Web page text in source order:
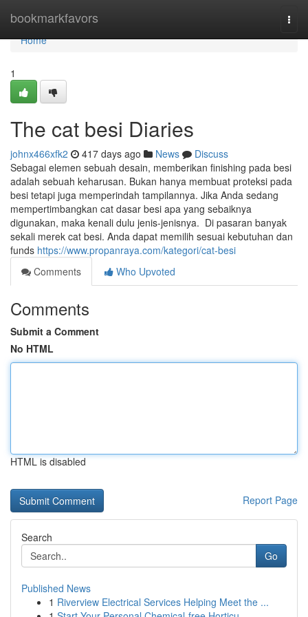
bookmarkfavors
Home
Home
1
The cat besi Diaries
johnx466xfk2 417 days ago News
Discuss
Sebagai elemen sebuah desain, memberikan finishing pada besi
adalah sebuah keharusan. Bukan hanya membuat proteksi pada
besi tetapi juga memperindah tampilannya. Jika Anda sedang
mempertimbangkan cat dasar besi apa yang sebaiknya
digunakan, maka kenali dulu jenis-jenisnya. Di pasaran banyak
sekali merek cat besi. Anda dapat memilih sesuai kebutuhan dan
funds https://www.propanraya.com/kategori/cat-besi
Comments
Who Upvoted
Comments
Submit a Comment
No HTML
HTML is disabled
Report Page
Search
Go
Published News
1 Riverview Electrical Services Helping Meet the ...